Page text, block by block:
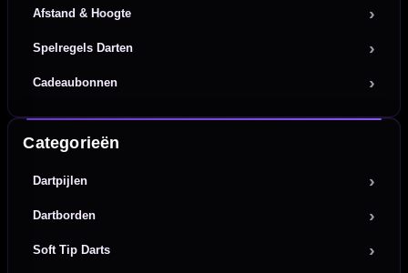
Afstand & Hoogte
Spelregels Darten
Cadeaubonnen
Categorieën
Dartpijlen
Dartborden
Soft Tip Darts